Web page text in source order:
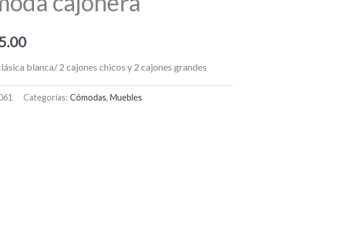
blanca/ 2 cajones chicos y 2 cajones grandes
Categorías:Cómodas,Muebles